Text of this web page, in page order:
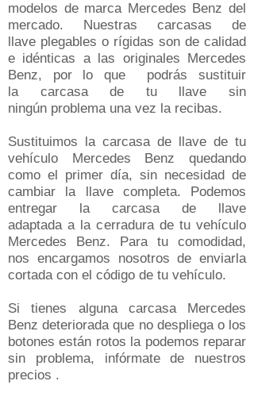
modelos de marca Mercedes Benz del
mercado​. Nuestras carcasas de
llave plegables o rígidas son de calidad
e idénticas a las originales Mercedes
Benz, por lo que podrás sustituir
la carcasa de tu llave sin
ningún problema una vez la recibas.
Sustituimos la carcasa de llave de tu
vehículo Mercedes Benz quedando
como el primer día, sin necesidad de
cambiar la llave completa​. Podemos
entregar la carcasa de llave
adaptada a la cerradura de tu vehículo
Mercedes Benz. Para tu comodidad,
nos encargamos nosotros de enviarla
cortada con el código de tu vehículo.
Si tienes alguna carcasa Mercedes
Benz deteriorada que no despliega o los
botones están rotos la podemos reparar
sin problema, infórmate de nuestros
precios .